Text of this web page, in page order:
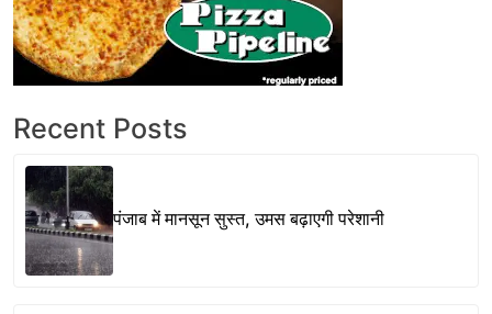
Recent Posts
पंजाब में मानसून सुस्त, उमस बढ़ाएगी परेशानी